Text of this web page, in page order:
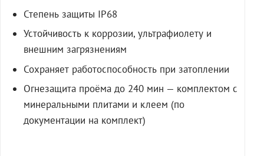
Степень защиты IP68
Устойчивость к коррозии, ультрафиолету и
внешним загрязнениям
Сохраняет работоспособность при затоплении
Огнезащита проёма до 240 мин — комплектом с
минеральными плитами и клеем (по
документации на комплект)